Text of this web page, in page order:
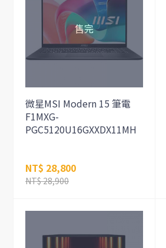
微星MSI Modern 15 筆電
F1MXG-
PGC5120U16GXXDX11MH
NT$ 28,800
NT$ 28,900